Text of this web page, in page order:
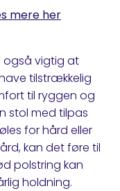
mere her
også vigtig at
tilstrækkelig
til ryggen og
stol med tilpas
for hård eller
kan det føre til
polstring kan
holdning.